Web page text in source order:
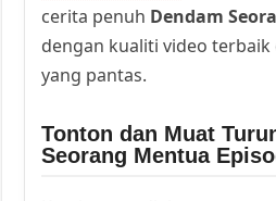
cerita penuh Dendam
dengan kualiti video terbaik
yang pantas.
Tonton dan Muat
Seorang Mentua